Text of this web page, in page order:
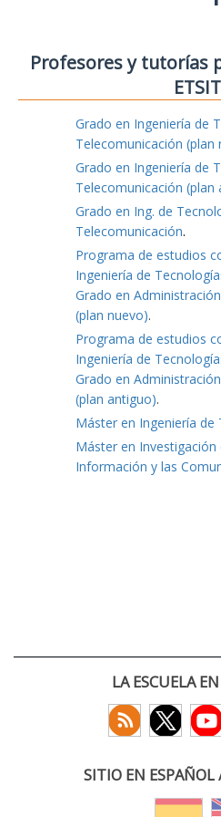
Profesores y tutorías
ETSIT
Grado en Ingeniería de
Telecomunicación (plan
Grado en Ingeniería de
Telecomunicación (plan
Grado en Ing. de
Telecomunicación.
Programa de estudios
Ingeniería de
Grado en
(plan nuevo).
Programa de estudios
Ingeniería de
Grado en
(plan antiguo).
Máster en Ingeniería de
Máster en
Información y las
LA ESCUELA
SITIO EN ESPAÑOL